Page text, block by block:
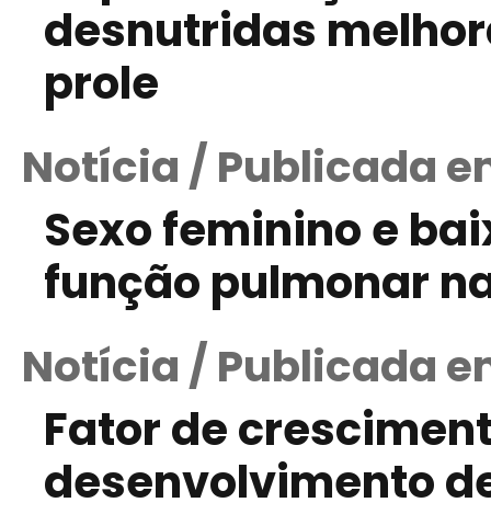
desnutridas
prole
Notícia / Publicada
Sexo feminino e
função pulmonar
Notícia / Publicada
Fator de
desenvolvimento